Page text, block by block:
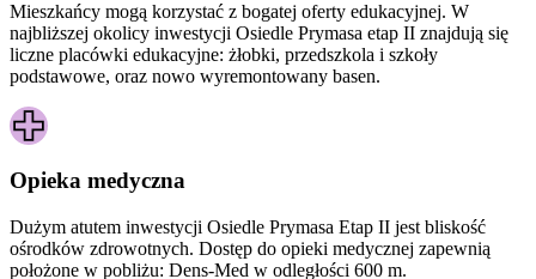
Mieszkańcy mogą korzystać z bogatej oferty edukacyjnej. W
najbliższej okolicy inwestycji Osiedle Prymasa etap II znajdują się
liczne placówki edukacyjne: żłobki, przedszkola i szkoły
podstawowe, oraz nowo wyremontowany basen.
Opieka medyczna
Dużym atutem inwestycji Osiedle Prymasa Etap II jest bliskość
ośrodków zdrowotnych. Dostęp do opieki medycznej zapewnią
położone w pobliżu: Dens-Med w odległości 600 m.